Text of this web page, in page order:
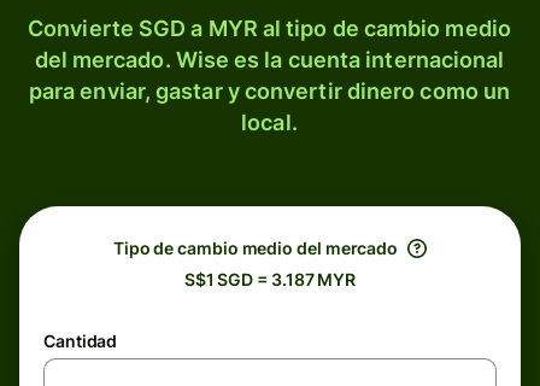
Convierte SGD a MYR al tipo de cambio medio
del mercado. Wise es la cuenta internacional
para enviar, gastar y convertir dinero como un
local.
Tipo de cambio medio del mercado
S$1 SGD = 3.187 MYR
Cantidad